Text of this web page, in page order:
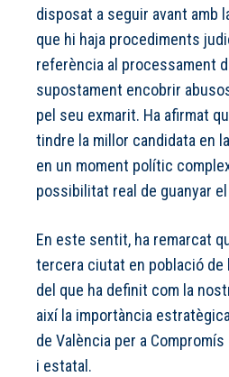
disposat a seguir avant amb
que hi haja procediments
referència al processament
supostament encobrir
pel seu exmarit. Ha afirmat
tindre la millor candidata en
en un moment polític
possibilitat real de guanyar
En este sentit, ha remarcat
tercera ciutat en població de
del que ha definit com la
així la importància
de València per a
i estatal.